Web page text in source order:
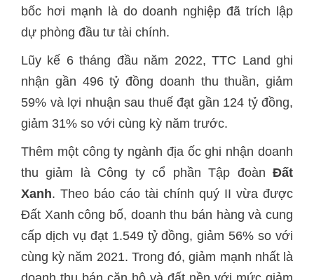
bốc hơi mạnh là do doanh nghiệp đã trích lập
dự phòng đầu tư tài chính.
Lũy kế 6 tháng đầu năm 2022, TTC Land ghi
nhận gần 496 tỷ đồng doanh thu thuần, giảm
59% và lợi nhuận sau thuế đạt gần 124 tỷ đồng,
giảm 31% so với cùng kỳ năm trước.
Thêm một công ty ngành địa ốc ghi nhận doanh
thu giảm là Công ty cổ phần Tập đoàn Đất
Xanh. Theo báo cáo tài chính quý II vừa được
Đất Xanh công bố, doanh thu bán hàng và cung
cấp dịch vụ đạt 1.549 tỷ đồng, giảm 56% so với
cùng kỳ năm 2021. Trong đó, giảm mạnh nhất là